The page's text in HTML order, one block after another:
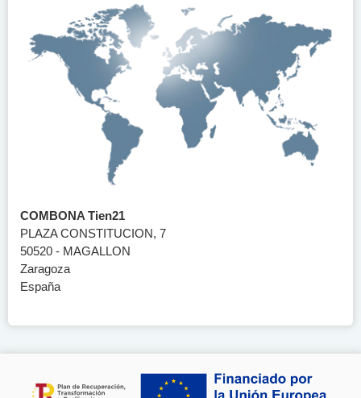
COMBONA Tien21
PLAZA CONSTITUCION, 7
50520 - MAGALLON
Zaragoza
España